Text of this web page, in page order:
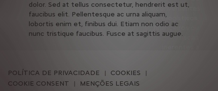
inconvenientes
financeiros ou
fiscais
dolor. Sed at tellus consectetur, hendrerit est ut,
faucibus elit. Pellentesque ac urna aliquam,
lobortis enim et, finibus dui. Etiam non odio ac
nunc tristique faucibus. Fusce at sagittis augue.
POLÍTICA DE PRIVACIDADE
COOKIES
COOKIE CONSENT
MENÇÕES LEGAIS